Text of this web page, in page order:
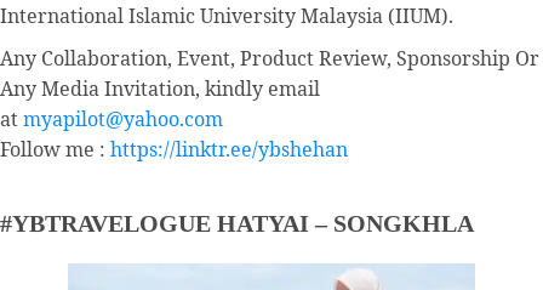
International Islamic University Malaysia (IIUM).
Any Collaboration, Event, Product Review, Sponsorship Or
Any Media Invitation, kindly email
atmyapilot@yahoo.com
Follow me : https://linktr.ee/ybshehan
#YBTRAVELOGUE HATYAI – SONGKHLA